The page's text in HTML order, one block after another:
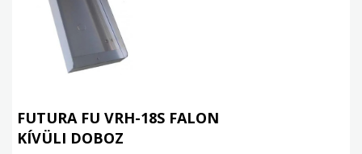
FUTURA FU VRH-18S FALON
KÍVÜLI DOBOZ